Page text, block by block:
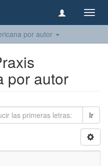
por autor
por autor
Ir